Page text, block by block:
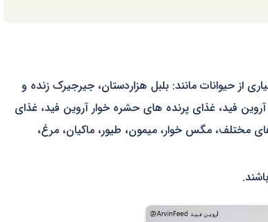
از حیوانات مانند: بلبل هزاردستان، جیرجیرک زنده و
فید، غذای پرنده های حشره خوار آروین فید، غذای
مگس خوار، میمون، طیور، ماکیان، مرغ،